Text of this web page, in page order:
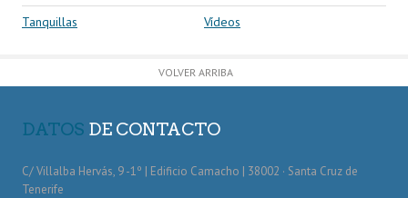
Tanquillas
Vídeos
VOLVER ARRIBA
DATOS DE CONTACTO
C/ Villalba Hervás, 9 -1º | Edificio Camacho | 38002 · Santa Cruz de
Tenerife